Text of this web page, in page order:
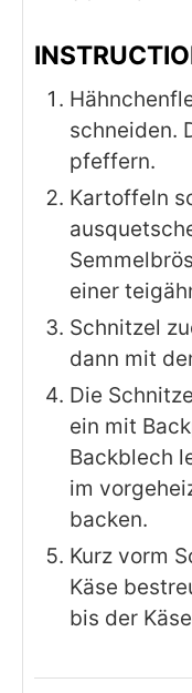
schneiden.
pfeffern.
Kartoffeln
einer
Schnitzel
dann mit
Die
ein mit
Backblech
im
backen.
Kurz vorm
Käse
bis der